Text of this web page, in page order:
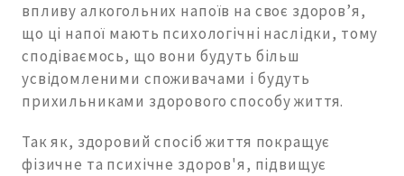
впливу алкогольних напоїв на своє здоров’я,
що ці напої мають психологічні наслідки, тому
сподіваємось, що вони будуть більш
усвідомленими споживачами і будуть
прихильниками здорового способу життя.
Так як, здоровий спосіб життя покращує
фізичне та психічне здоров'я, підвищує